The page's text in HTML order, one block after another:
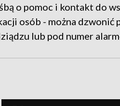
o pomoc i kontakt do
osób - można dzwonić
lub pod numer